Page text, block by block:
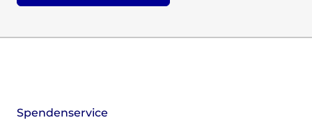
Spendenservice